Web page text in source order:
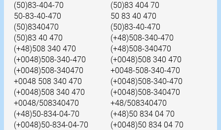
(50)83-404-70
(50)83 404 70
50-83-40-470
50 83 40 470
(50)8340470
(50)83-40-470
(50)83 40 470
(+48)508-340-470
(+48)508 340 470
(+48)508-340470
(+0048)508-340-470
(+0048)508 340 470
(+0048)508-340470
+0048-508-340-470
+0048 508 340 470
(+0048)508-340-470
(+0048)508 340 470
(+0048)508-340470
+0048/508340470
+48/508340470
(+48)50-834-04-70
(+48)50 834 04 70
(+0048)50-834-04-70
(+0048)50 834 04 70